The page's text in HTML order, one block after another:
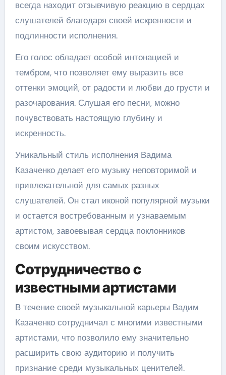
всегда находит отзывчивую реакцию в сердцах
слушателей благодаря своей искренности и
подлинности исполнения.
Его голос обладает особой интонацией и
тембром, что позволяет ему выразить все
оттенки эмоций, от радости и любви до грусти и
разочарования. Слушая его песни, можно
почувствовать настоящую глубину и
искренность.
Уникальный стиль исполнения Вадима
Казаченко делает его музыку неповторимой и
привлекательной для самых разных
слушателей. Он стал иконой популярной музыки
и остается востребованным и узнаваемым
артистом, завоевывая сердца поклонников
своим искусством.
Сотрудничество с
известными артистами
В течение своей музыкальной карьеры Вадим
Казаченко сотрудничал с многими известными
артистами, что позволило ему значительно
расширить свою аудиторию и получить
признание среди музыкальных ценителей.